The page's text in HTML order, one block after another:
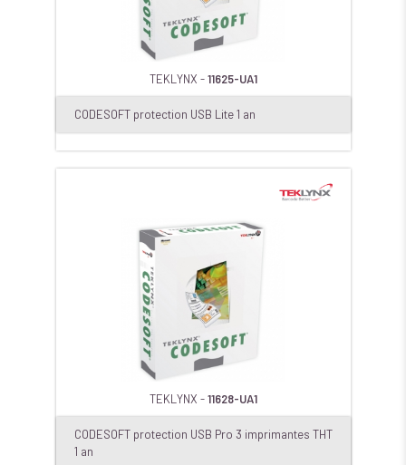
TEKLYNX -11625-UA1
CODESOFT protection USB Lite 1 an
TEKLYNX -11628-UA1
CODESOFT protection USB Pro 3 imprimantes THT
1 an